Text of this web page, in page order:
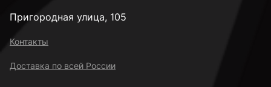
Пригородная улица, 105
Контакты
Доставка по всей России